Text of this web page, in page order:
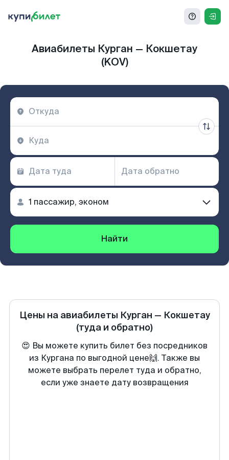
Авиабилеты Курган — Кокшетау
(KOV)
Найти
Цены на авиабилеты Курган — Кокшетау
(туда и обратно)
😍 Вы можете купить билет без посредников
из Кургана по выгодной цене🙌. Также вы
можете выбрать перелет туда и обратно,
если уже знаете дату возвращения